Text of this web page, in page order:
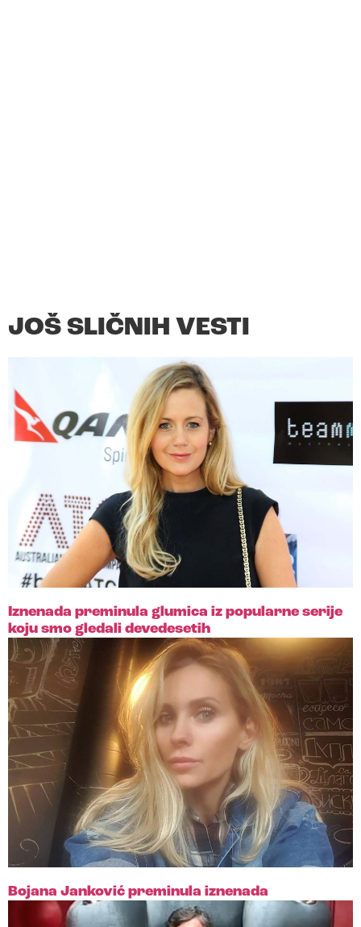
JOŠ SLIČNIH VESTI
Iznenada preminula glumica iz popularne serije
koju smo gledali devedesetih
Bojana Janković preminula iznenada